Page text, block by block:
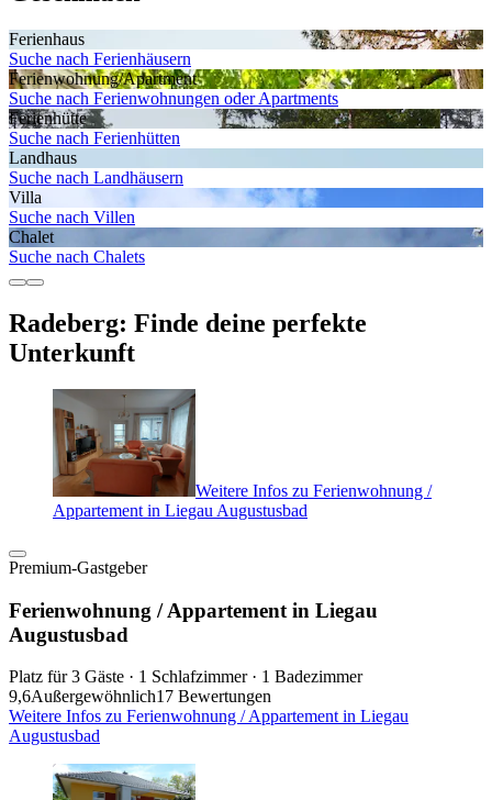
Ferienhaus
Suche nach Ferienhäusern
Ferienwohnung/Apartment
Suche nach Ferienwohnungen oder Apartments
Ferienhütte
Suche nach Ferienhütten
Landhaus
Suche nach Landhäusern
Villa
Suche nach Villen
Chalet
Suche nach Chalets
Radeberg: Finde deine perfekte
Unterkunft
Weitere Infos zu Ferienwohnung /
Appartement in Liegau Augustusbad
Premium-Gastgeber
Ferienwohnung / Appartement in Liegau
Augustusbad
Platz für 3 Gäste · 1 Schlafzimmer · 1 Badezimmer
9,6Außergewöhnlich17 Bewertungen
Weitere Infos zu Ferienwohnung / Appartement in Liegau
Augustusbad